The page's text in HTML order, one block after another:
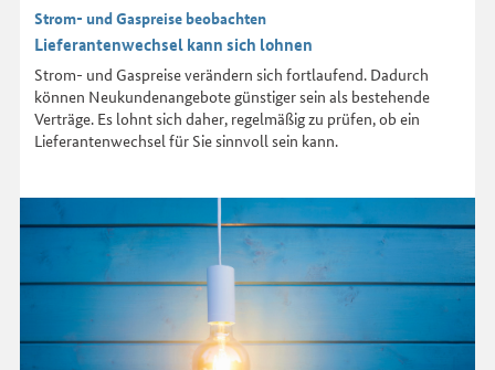
Strom- und Gaspreise beobachten
Lieferantenwechsel kann sich lohnen
Strom- und Gaspreise verändern sich fortlaufend. Dadurch
können Neukundenangebote günstiger sein als bestehende
Verträge. Es lohnt sich daher, regelmäßig zu prüfen, ob ein
Lieferantenwechsel für Sie sinnvoll sein kann.